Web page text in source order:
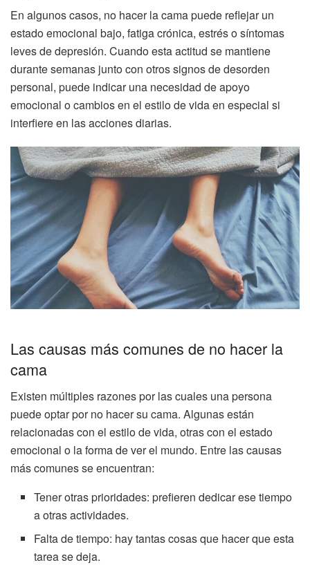
En algunos casos, no hacer la cama puede reflejar un
estado emocional bajo, fatiga crónica, estrés o síntomas
leves de depresión. Cuando esta actitud se mantiene
durante semanas junto con otros signos de desorden
personal, puede indicar una necesidad de apoyo
emocional o cambios en el estilo de vida en especial si
interfiere en las acciones diarias.
Las causas más comunes de no hacer la
cama
Existen múltiples razones por las cuales una persona
puede optar por no hacer su cama. Algunas están
relacionadas con el estilo de vida, otras con el estado
emocional o la forma de ver el mundo. Entre las causas
más comunes se encuentran:
Tener otras prioridades: prefieren dedicar ese tiempo
a otras actividades.
Falta de tiempo: hay tantas cosas que hacer que esta
tarea se deja.